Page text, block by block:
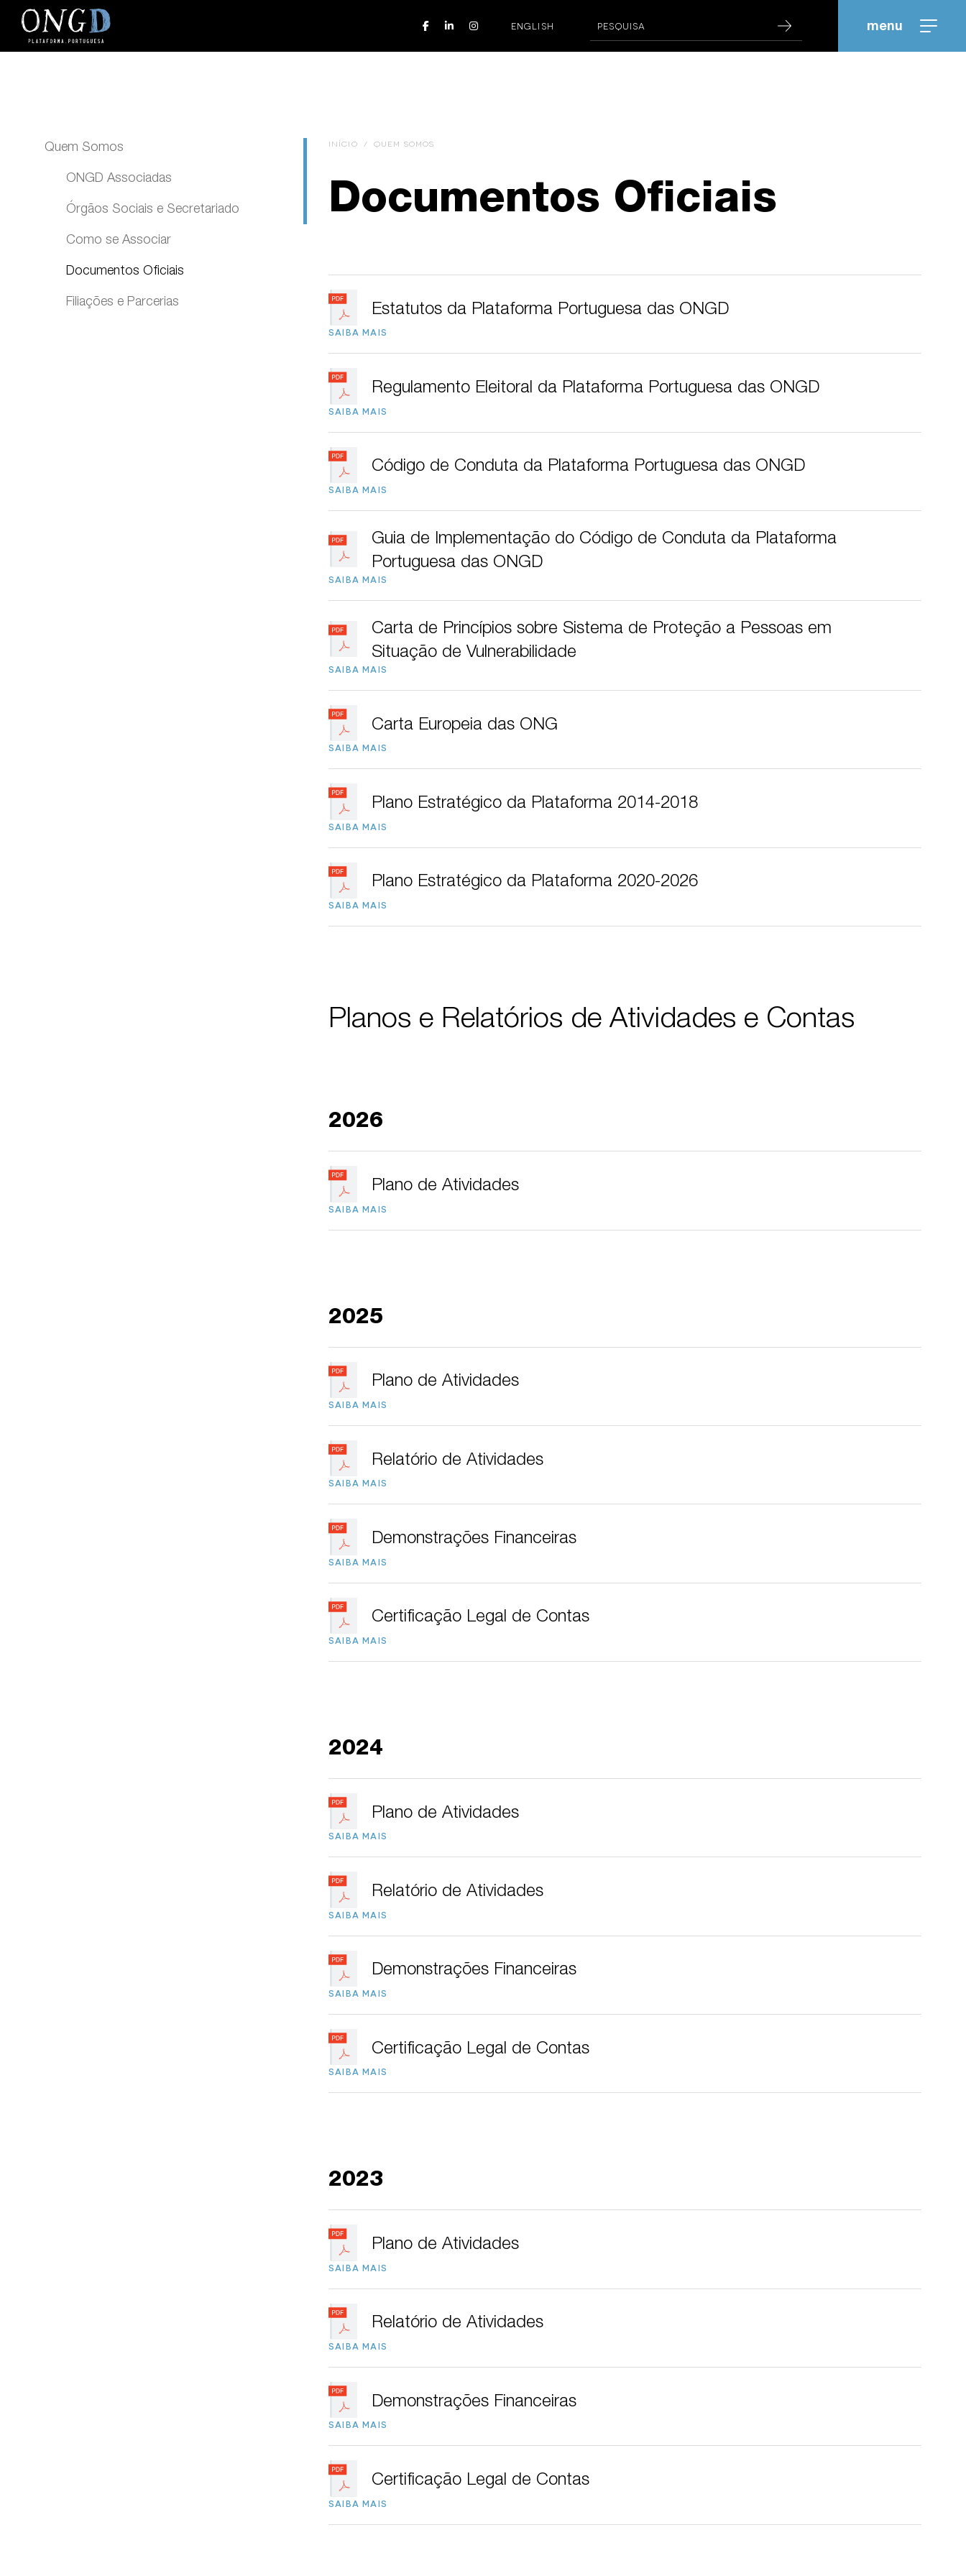
ENGLISH menu
Quem Somos
ONGD Associadas
Lista de ONGD Associadas
Gráficos e Mapas
Órgãos Sociais e Secretariado
Como se Associar
Documentos Oficiais
Filiações e Parcerias
INÍCIO /QUEM SOMOS
Documentos Oficiais
Estatutos da Plataforma Portuguesa das ONGD
SAIBA MAIS
Regulamento Eleitoral da Plataforma Portuguesa das ONGD
SAIBA MAIS
Código de Conduta da Plataforma Portuguesa das ONGD
SAIBA MAIS
Guia de Implementação do Código de Conduta da Plataforma
Portuguesa das ONGD
SAIBA MAIS
Carta de Princípios sobre Sistema de Proteção a Pessoas em
Situação de Vulnerabilidade
SAIBA MAIS
Carta Europeia das ONG
SAIBA MAIS
Plano Estratégico da Plataforma 2014-2018
SAIBA MAIS
Plano Estratégico da Plataforma 2020-2026
SAIBA MAIS
Planos e Relatórios de Atividades e Contas
2026
Plano de Atividades
SAIBA MAIS
2025
Plano de Atividades
SAIBA MAIS
Relatório de Atividades
SAIBA MAIS
Demonstrações Financeiras
SAIBA MAIS
Certificação Legal de Contas
SAIBA MAIS
2024
Plano de Atividades
SAIBA MAIS
Relatório de Atividades
SAIBA MAIS
Demonstrações Financeiras
SAIBA MAIS
Certificação Legal de Contas
SAIBA MAIS
2023
Plano de Atividades
SAIBA MAIS
Relatório de Atividades
SAIBA MAIS
Demonstrações Financeiras
SAIBA MAIS
Certificação Legal de Contas
SAIBA MAIS